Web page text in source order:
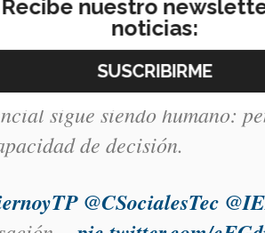
and Future Skills
sigue siendo humano:
de decisión.
@CSocialesTec
Recibe nuestro
noticias: